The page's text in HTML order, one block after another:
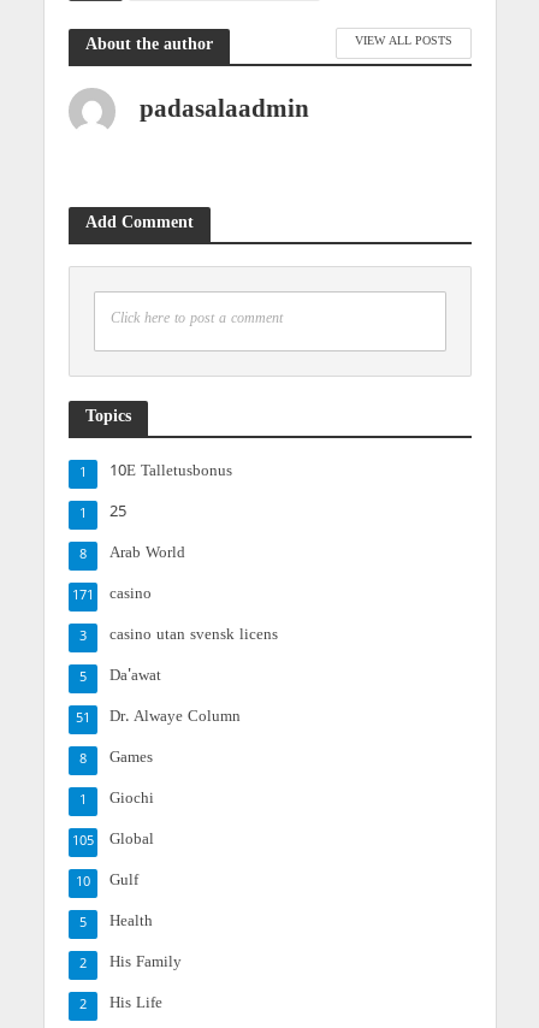
About the author VIEW ALL POSTS
padasalaadmin
Add Comment
Click here to post a comment
Topics
10E Talletusbonus
1
25
1
Arab World
8
casino
171
casino utan svensk licens
3
Da'awat
5
Dr. Alwaye Column
51
Games
8
Giochi
1
Global
105
Gulf
10
Health
5
His Family
2
His Life
2